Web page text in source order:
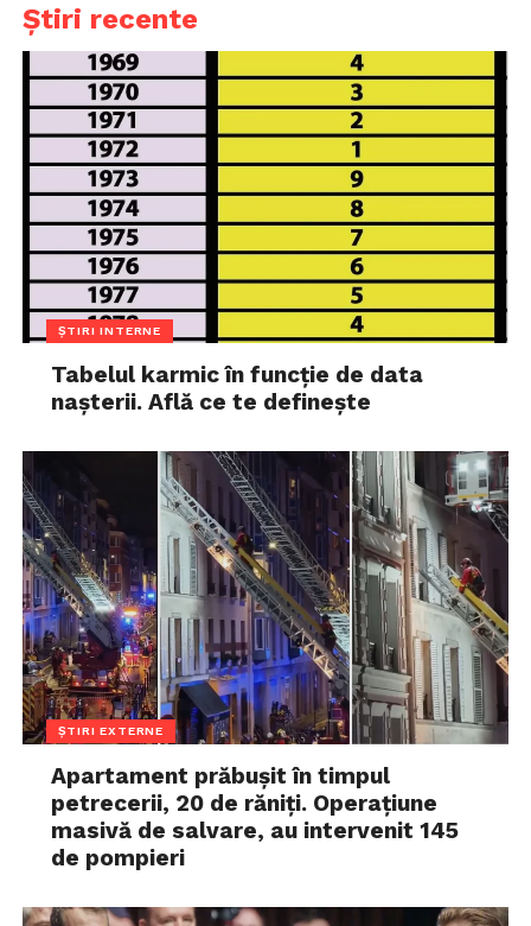
Știri recente
ȘTIRI INTERNE
Tabelul karmic în funcție de data
nașterii. Află ce te definește
ȘTIRI EXTERNE
Apartament prăbușit în timpul
petrecerii, 20 de răniți. Operațiune
masivă de salvare, au intervenit 145
de pompieri